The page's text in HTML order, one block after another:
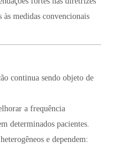
às medidas convencionais
continua sendo objeto de
a frequência
determinados pacientes.
e dependem: